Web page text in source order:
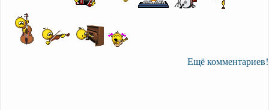
Ещё комментариев!